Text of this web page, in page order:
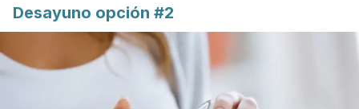
Desayuno opción #2